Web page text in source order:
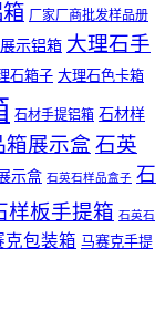
厂家厂商批发样品册
示铝箱 大理石手
石箱子 大理石色卡箱
石材手提铝箱 石材样
箱展示盒 石英
示盒 石英石样品盒子 石
样板手提箱 石英石
克包装箱 马赛克手提